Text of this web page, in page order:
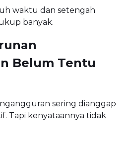
waktu dan setengah
banyak.
Belum Tentu
sering dianggap
Tapi kenyataannya tidak